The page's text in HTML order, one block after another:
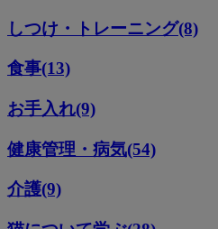
しつけ・トレーニング(8)
食事(13)
お手入れ(9)
健康管理・病気(54)
介護(9)